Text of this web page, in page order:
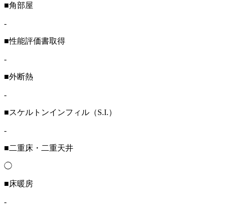
■角部屋
-
■性能評価書取得
-
■外断熱
-
■スケルトンインフィル（S.I.）
-
■二重床・二重天井
◯
■床暖房
-